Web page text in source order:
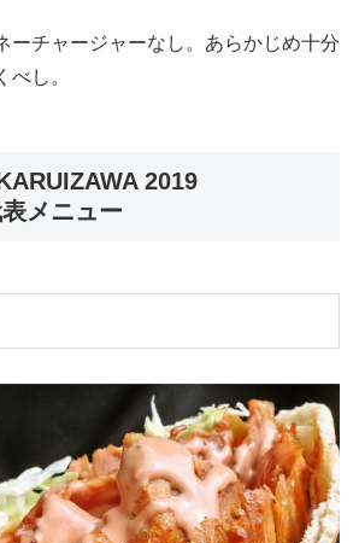
ーチャージャーなし。あらかじめ十分
べし。
2019
メニュー